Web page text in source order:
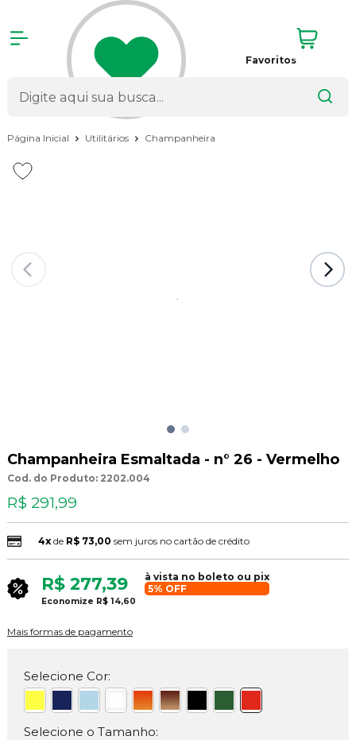
Favoritos
Página Inicial Utilitários Champanheira
Champanheira Esmaltada - n° 26 - Vermelho
Cod. do Produto: 2202.004
R$ 291,99
4xde R$ 73,00 sem juros no cartão de crédito
R$ 277,39
à vista no boleto ou pix
5% OFF
Economize R$ 14,60
Mais formas de pagamento
Selecione Cor:
Selecione o Tamanho: